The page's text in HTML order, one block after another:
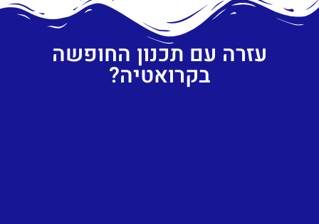
עזרה עם תכנון החופשה
בקרואטיה?